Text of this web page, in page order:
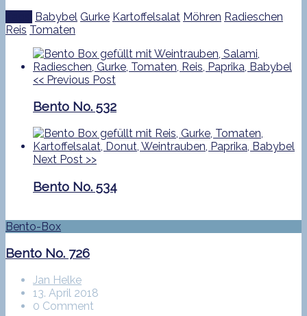
Babybel Gurke Kartoffelsalat Möhren Radieschen
Reis Tomaten
<< Previous Post
Bento No. 532
Next Post >>
Bento No. 534
Bento-Box
Bento No. 726
Jan Helke
13. April 2018
0 Comment